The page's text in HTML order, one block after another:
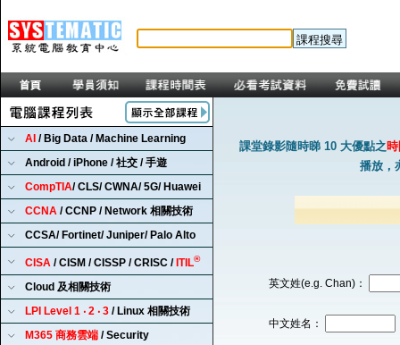
AI / Big Data / Machine Learning
Android / iPhone / 社交 / 手遊
CompTIA/ CLS/ CWNA/ 5G/ Huawei
CCNA / CCNP / Network 相關技術
CCSA/ Fortinet/ Juniper/ Palo Alto
CISA / CISM / CISSP / CRISC / ITIL®
Cloud 及相關技術
LPI Level 1 ‧ 2 ‧ 3 / Linux 相關技術
M365 商務雲端 / Security
課堂錄影隨時睇 10 大優點之
播放，
英文姓(e.g. Chan)：
中文姓名：